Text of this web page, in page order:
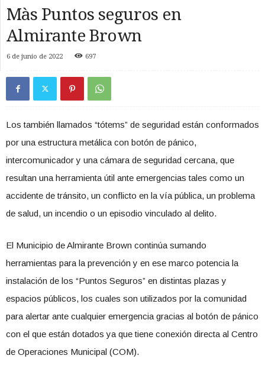
Màs Puntos seguros en
Almirante Brown
6 de junio de 2022 697
Los también llamados “tótems” de seguridad están conformados
por una estructura metálica con botón de pánico,
intercomunicador y una cámara de seguridad cercana, que
resultan una herramienta útil ante emergencias tales como un
accidente de tránsito, un conflicto en la vía pública, un problema
de salud, un incendio o un episodio vinculado al delito.
El Municipio de Almirante Brown continúa sumando
herramientas para la prevención y en ese marco potencia la
instalación de los “Puntos Seguros” en distintas plazas y
espacios públicos, los cuales son utilizados por la comunidad
para alertar ante cualquier emergencia gracias al botón de pánico
con el que están dotados ya que tiene conexión directa al Centro
de Operaciones Municipal (COM).